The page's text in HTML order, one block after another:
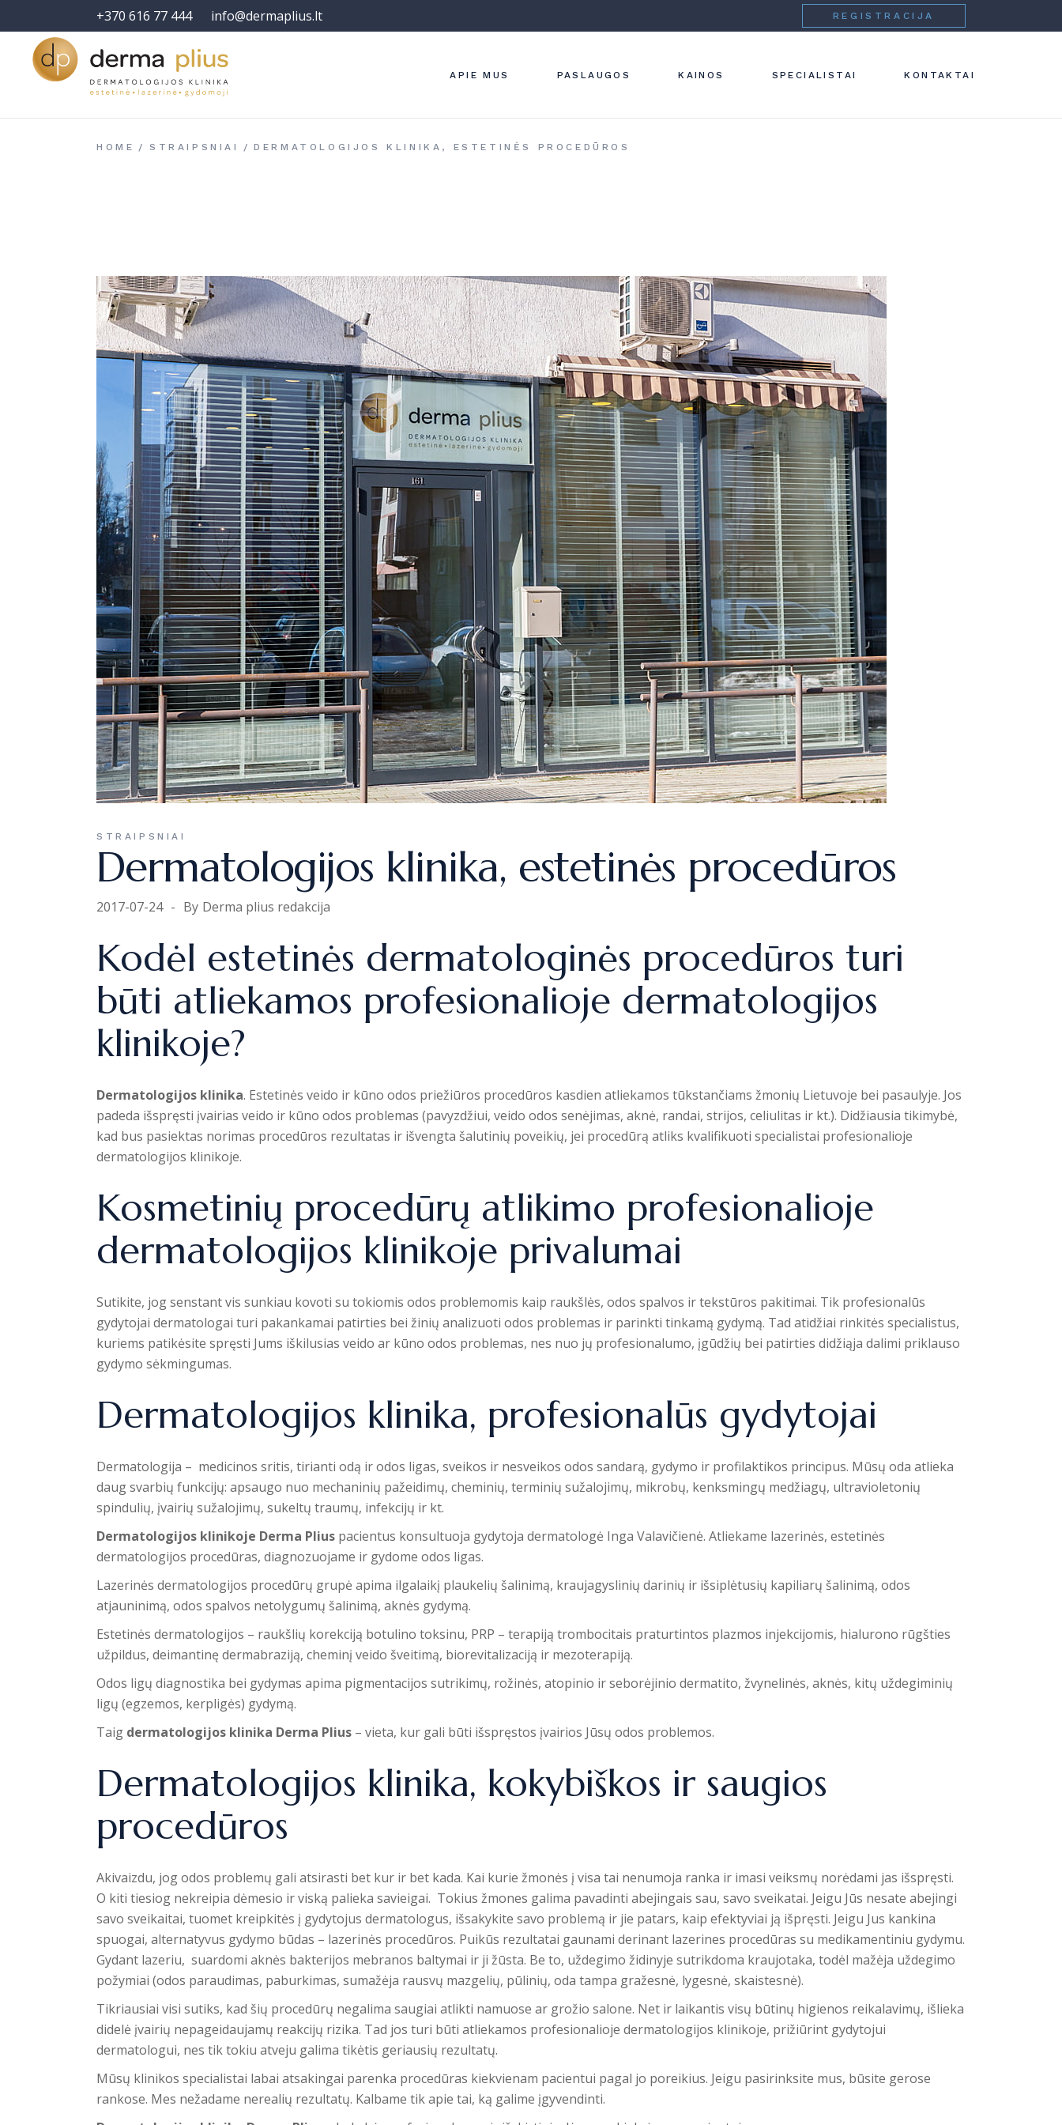
+370 616 77 444 info@dermaplius.lt REGISTRACIJA
APIE MUS
ĮMONĖS VERTYBĖS
PASLAUGOS
ODOS LIGŲ
APARATINĖ
DERMATOLOGIJA
HYDRAFACIAL
PROCEDŪRA
KOSMETOLOGIJA
KAINOS SPECIALISTAI KONTAKTAI
STRAIPSNIAI
ESTETINĖ
LAZERINĖ
HOME STRAIPSNIAI DERMATOLOGIJOS KLINIKA, ESTETINĖS PROCEDŪROS
STRAIPSNIAI
Dermatologijos klinika, estetinės procedūros
2017-07-24 By Derma plius redakcija
Kodėl estetinės dermatologinės procedūros turi
būti atliekamos profesionalioje dermatologijos
klinikoje?
Dermatologijos klinika. Estetinės veido ir kūno odos priežiūros procedūros kasdien atliekamos tūkstančiams žmonių Lietuvoje bei pasaulyje. Jos
padeda išspręsti įvairias veido ir kūno odos problemas (pavyzdžiui, veido odos senėjimas, aknė, randai, strijos, celiulitas ir kt.). Didžiausia tikimybė,
kad bus pasiektas norimas procedūros rezultatas ir išvengta šalutinių poveikių, jei procedūrą atliks kvalifikuoti specialistai profesionalioje
dermatologijos klinikoje.
Kosmetinių procedūrų atlikimo profesionalioje
dermatologijos klinikoje privalumai
Sutikite, jog senstant vis sunkiau kovoti su tokiomis odos problemomis kaip raukšlės, odos spalvos ir tekstūros pakitimai. Tik profesionalūs
gydytojai dermatologai turi pakankamai patirties bei žinių analizuoti odos problemas ir parinkti tinkamą gydymą. Tad atidžiai rinkitės specialistus,
kuriems patikėsite spręsti Jums iškilusias veido ar kūno odos problemas, nes nuo jų profesionalumo, įgūdžių bei patirties didžiąja dalimi priklauso
gydymo sėkmingumas.
Dermatologijos klinika, profesionalūs gydytojai
Dermatologija – medicinos sritis, tirianti odą ir odos ligas, sveikos ir nesveikos odos sandarą, gydymo ir profilaktikos principus. Mūsų oda atlieka
daug svarbių funkcijų: apsaugo nuo mechaninių pažeidimų, cheminių, terminių sužalojimų, mikrobų, kenksmingų medžiagų, ultravioletonių
spindulių, įvairių sužalojimų, sukeltų traumų, infekcijų ir kt.
Dermatologijos klinikoje Derma Plius pacientus konsultuoja gydytoja dermatologė Inga Valavičienė. Atliekame lazerinės, estetinės
dermatologijos procedūras, diagnozuojame ir gydome odos ligas.
Lazerinės dermatologijos procedūrų grupė apima ilgalaikį plaukelių šalinimą, kraujagyslinių darinių ir išsiplėtusių kapiliarų šalinimą, odos
atjauninimą, odos spalvos netolygumų šalinimą, aknės gydymą.
Estetinės dermatologijos – raukšlių korekciją botulino toksinu, PRP – terapiją trombocitais praturtintos plazmos injekcijomis, hialurono rūgšties
užpildus, deimantinę dermabraziją, cheminį veido šveitimą, biorevitalizaciją ir mezoterapiją.
Odos ligų diagnostika bei gydymas apima pigmentacijos sutrikimų, rožinės, atopinio ir seborėjinio dermatito, žvynelinės, aknės, kitų uždegiminių
ligų (egzemos, kerpligės) gydymą.
Taig dermatologijos klinika Derma Plius – vieta, kur gali būti išspręstos įvairios Jūsų odos problemos.
Dermatologijos klinika, kokybiškos ir saugios
procedūros
Akivaizdu, jog odos problemų gali atsirasti bet kur ir bet kada. Kai kurie žmonės į visa tai nenumoja ranka ir imasi veiksmų norėdami jas išspręsti.
O kiti tiesiog nekreipia dėmesio ir viską palieka savieigai. Tokius žmones galima pavadinti abejingais sau, savo sveikatai. Jeigu Jūs nesate abejingi
savo sveikaitai, tuomet kreipkitės į gydytojus dermatologus, išsakykite savo problemą ir jie patars, kaip efektyviai ją išpręsti. Jeigu Jus kankina
spuogai, alternatyvus gydymo būdas – lazerinės procedūros. Puikūs rezultatai gaunami derinant lazerines procedūras su medikamentiniu gydymu.
Gydant lazeriu, suardomi aknės bakterijos mebranos baltymai ir ji žūsta. Be to, uždegimo židinyje sutrikdoma kraujotaka, todėl mažėja uždegimo
požymiai (odos paraudimas, paburkimas, sumažėja rausvų mazgelių, pūlinių, oda tampa gražesnė, lygesnė, skaistesnė).
Tikriausiai visi sutiks, kad šių procedūrų negalima saugiai atlikti namuose ar grožio salone. Net ir laikantis visų būtinų higienos reikalavimų, išlieka
didelė įvairių nepageidaujamų reakcijų rizika. Tad jos turi būti atliekamos profesionalioje dermatologijos klinikoje, prižiūrint gydytojui
dermatologui, nes tik tokiu atveju galima tikėtis geriausių rezultatų.
Mūsų klinikos specialistai labai atsakingai parenka procedūras kiekvienam pacientui pagal jo poreikius. Jeigu pasirinksite mus, būsite gerose
rankose. Mes nežadame nerealių rezultatų. Kalbame tik apie tai, ką galime įgyvendinti.